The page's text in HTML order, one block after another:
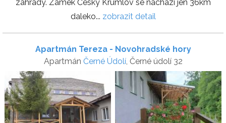
zahrady. Zámek Český Krumlov se nachází jen 36km
daleko... zobrazit detail
Apartmán Tereza - Novohradské hory
Apartmán Černé Údolí, Černé údolí 32